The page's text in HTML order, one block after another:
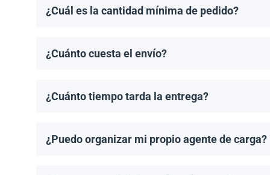
¿Cuál es la cantidad mínima de pedido?
¿Cuánto cuesta el envío?
¿Cuánto tiempo tarda la entrega?
¿Puedo organizar mi propio agente de carga?